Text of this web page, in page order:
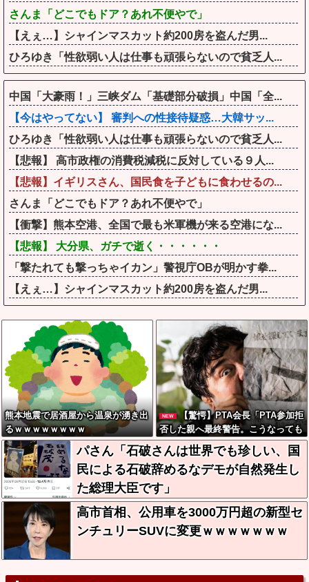
さんま「どこでもドア？あれ不便やで」
【えぇ…】シャインマスカット約200房を盗んだ男...
ひろゆき「性欲弱い人は仕事も頑張らないので貧乏人...
中国「大豪雨！」三峡ダム「基礎部分破損」中国「全...
【今はやってない】 審判への性接待疑惑…大韓サッ...
ひろゆき「性欲弱い人は仕事も頑張らないので貧乏人...
【悲報】 高市政権の消費税減税に反対している９人...
【悲報】イギリスさん、国民食を子どもに食わせるの...
さんま「どこでもドア？あれ不便やで」
【衝撃】熊本空港、全国で最も米軍機が来る空港にな...
【悲報】 大分県、ガチで逝く・・・・・・
「撃たれても撃っちゃイカン」警視庁OBが明かす拳...
【えぇ…】シャインマスカット約200房を盗んだ男...
熊本地震で居酒屋から温泉が湧き出
るｗｗｗｗｗｗｗｗ
NEW
【驚愕】PTA会長「PTA参加拒
否した親へ最終警告。こうなっても
いい？」←コレはどっちが悪いの
か？大論争が巻き起こってしまう…
パさん「石破さんは世界でも珍しい、国
民による石破辞めるなデモが自然発生し
た総理大臣です」
高市首相、公用車を3000万円超の新型セ
ンチュリーSUVに変更ｗｗｗｗｗｗｗ